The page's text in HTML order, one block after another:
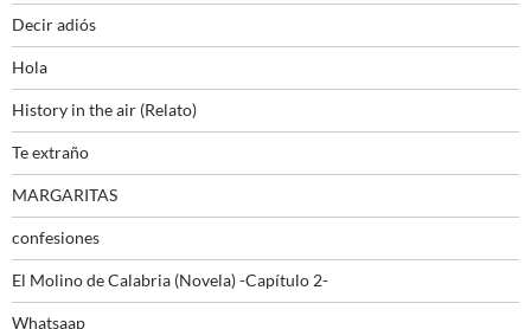
Decir adiós
Hola
History in the air (Relato)
Te extraño
MARGARITAS
confesiones
El Molino de Calabria (Novela) -Capítulo 2-
Whatsaap